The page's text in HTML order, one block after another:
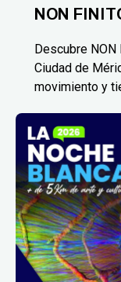
NON
Descubre
Ciudad de
movimiento y